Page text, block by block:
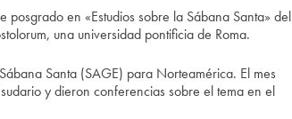
en «Estudios sobre la Sábana Santa» del
una universidad pontificia de Roma.
Santa (SAGE) para Norteamérica. El mes
y dieron conferencias sobre el tema en el